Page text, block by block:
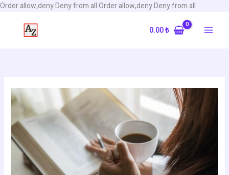
Order allow,deny Deny from allOrder allow,deny Deny from all
0.00₺